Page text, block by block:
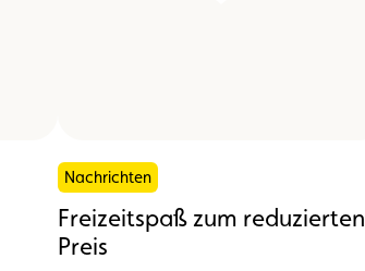
Nachrichten
Freizeitspaß zum reduzierten
Preis